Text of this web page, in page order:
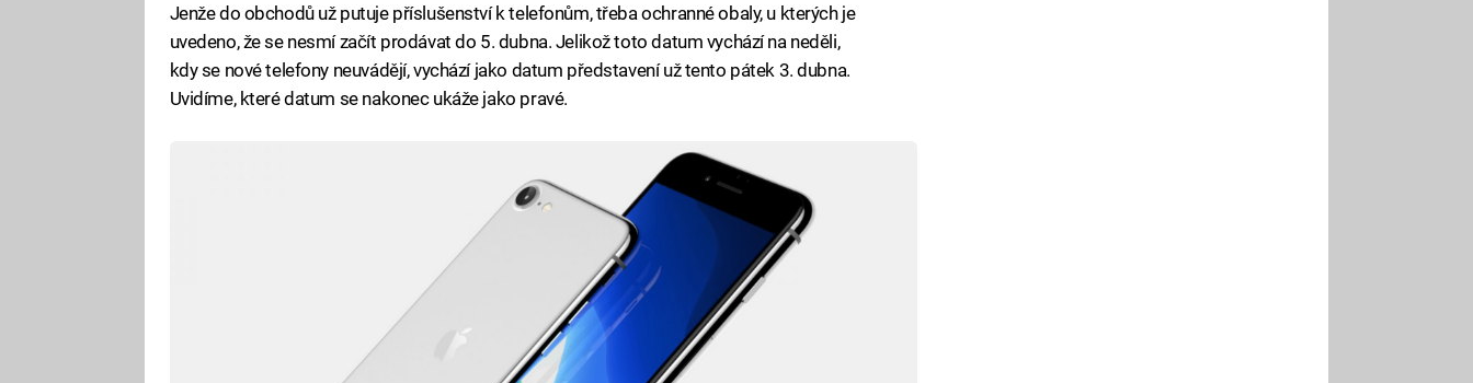
Jenže do obchodů už putuje příslušenství k telefonům, třeba ochranné obaly, u kterých je
uvedeno, že se nesmí začít prodávat do 5. dubna. Jelikož toto datum vychází na neděli,
kdy se nové telefony neuvádějí, vychází jako datum představení už tento pátek 3. dubna.
Uvidíme, které datum se nakonec ukáže jako pravé.